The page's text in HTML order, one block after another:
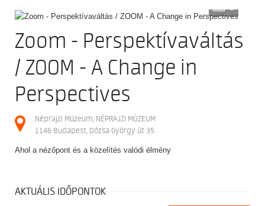
3
Zoom - Perspektívaváltás
/ ZOOM - A Change in
Perspectives
Néprajzi Múzeum, NÉPRAJZI MÚZEUM
1146 Budapest, Dózsa György út 35.
Ahol a nézőpont és a közelítés valódi élmény
AKTUÁLIS IDŐPONTOK